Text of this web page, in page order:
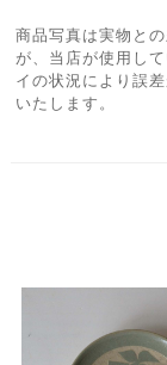
商品写真は実物と
が、当店が使用し
イの状況により誤
いたします。